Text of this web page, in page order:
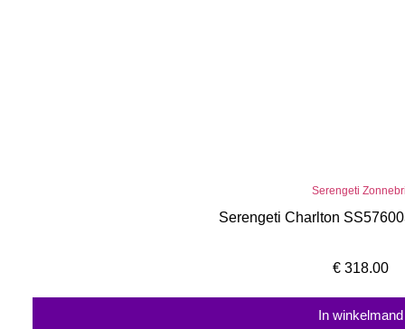
Serengeti
Serengeti Charlton
€ 318.00
In winkelmand